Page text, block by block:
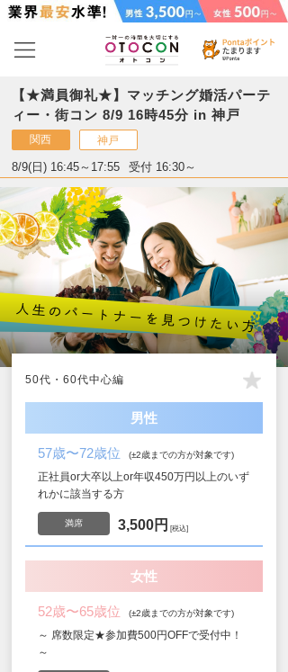
【★満員御礼★】マッチング婚活パーテ
ィー・街コン 8/9 16時45分 in 神戸
関西 神戸
8/9(日) 16:45～17:55 受付 16:30～
50代・60代中心編
男性
57歳〜72歳位 (±2歳までの方が対象です)
正社員or大卒以上or年収450万円以上のいず
れかに該当する方
満席 3,500円 税込
女性
52歳〜65歳位 (±2歳までの方が対象です)
～ 席数限定★参加費500円OFFで受付中！
～